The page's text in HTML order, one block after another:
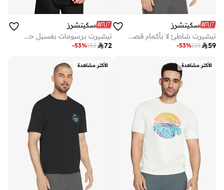
سكيتشرز
تيشيرت شاطئ لا بأكمام قصيرة
59
123
-53%
سكيتشرز
تيشيرت برسومات بغسيل حمضي
72
152
-53%
الأكثر مشاهدة الأكثر مشاهدة